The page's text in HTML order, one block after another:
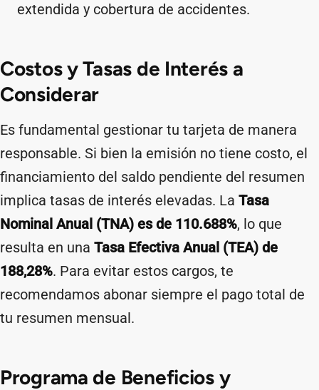
extendida y cobertura de accidentes.
Costos y Tasas de Interés a
Considerar
Es fundamental gestionar tu tarjeta de manera
responsable. Si bien la emisión no tiene costo, el
financiamiento del saldo pendiente del resumen
implica tasas de interés elevadas. La Tasa
Nominal Anual (TNA) es de 110.688%, lo que
resulta en una Tasa Efectiva Anual (TEA) de
188,28%. Para evitar estos cargos, te
recomendamos abonar siempre el pago total de
tu resumen mensual.
Programa de Beneficios y